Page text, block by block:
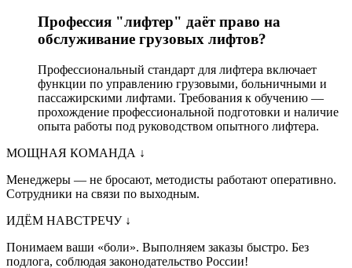
Профессия "лифтер" даёт право на
обслуживание грузовых лифтов?
Профессиональный стандарт для лифтера включает
функции по управлению грузовыми, больничными и
пассажирскими лифтами. Требования к обучению —
прохождение профессиональной подготовки и наличие
опыта работы под руководством опытного лифтера.
МОЩНАЯ КОМАНДА ↓
Менеджеры — не бросают, методисты работают оперативно.
Сотрудники на связи по выходным.
ИДЁМ НАВСТРЕЧУ ↓
Понимаем ваши «боли». Выполняем заказы быстро. Без
подлога, соблюдая законодательство России!